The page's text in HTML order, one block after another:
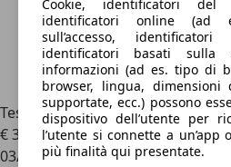
Tesla Model 3Rear-Wheel Drive
€ 33.400
03/2023
Cookie, identificatori
identificatori online (ad
sull’accesso,
identificatori basati
informazioni (ad es. tipo di
browser, lingua, dimensioni
supportate, ecc.) possono
dispositivo dell’utente per
l’utente si connette a
più finalità qui presentate.